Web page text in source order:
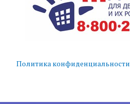
Политика конфиденциальности